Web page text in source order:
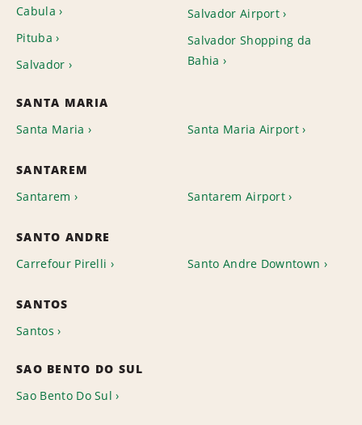
Cabula
Pituba
Salvador
Salvador Airport
Salvador Shopping da
Bahia
SANTA MARIA
Santa Maria
Santa Maria Airport
SANTAREM
Santarem
Santarem Airport
SANTO ANDRE
Carrefour Pirelli
Santo Andre Downtown
SANTOS
Santos
SAO BENTO DO SUL
Sao Bento Do Sul